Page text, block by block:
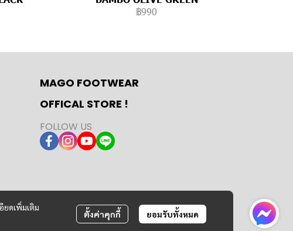
฿990
ดเพิ่มเติม
ตั้งค่าคุกกี้ ยอมรับทั้งหมด
MAGO FOOTWEAR
OFFICAL STORE !
FOLLOW US